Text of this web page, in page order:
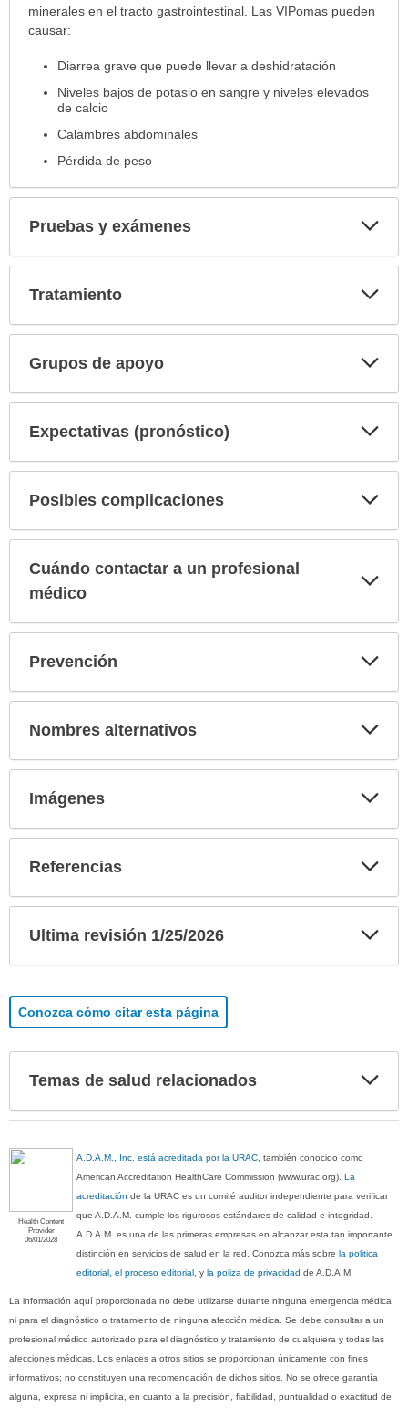
minerales en el tracto gastrointestinal. Las VIPomas pueden
causar:
Diarrea grave que puede llevar a deshidratación
Niveles bajos de potasio en sangre y niveles elevados
de calcio
Calambres abdominales
Pérdida de peso
Pruebas y exámenes
Tratamiento
Grupos de apoyo
Expectativas (pronóstico)
Posibles complicaciones
Cuándo contactar a un profesional
médico
Prevención
Nombres alternativos
Imágenes
Referencias
Ultima revisión 1/25/2026
Conozca cómo citar esta página
Temas de salud relacionados
Health Content
Provider
06/01/2028
A.D.A.M., Inc. está acreditada por la URAC , también conocido como
American Accreditation HealthCare Commission (www.urac.org).La
acreditación de la URAC es un comité auditor independiente para verificar
que A.D.A.M. cumple los rigurosos estándares de calidad e integridad.
A.D.A.M. es una de las primeras empresas en alcanzar esta tan importante
distinción en servicios de salud en la red. Conozca más sobrela politica
editorial, el proceso editorial , yla poliza de privacidad de A.D.A.M.
La información aquí proporcionada no debe utilizarse durante ninguna emergencia médica
ni para el diagnóstico o tratamiento de ninguna afección médica. Se debe consultar a un
profesional médico autorizado para el diagnóstico y tratamiento de cualquiera y todas las
afecciones médicas. Los enlaces a otros sitios se proporcionan únicamente con fines
informativos; no constituyen una recomendación de dichos sitios. No se ofrece garantía
alguna, expresa ni implícita, en cuanto a la precisión, fiabilidad, puntualidad o exactitud de